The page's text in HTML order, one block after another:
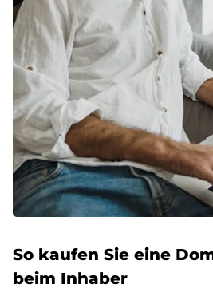
So kaufen Sie eine
beim Inhaber